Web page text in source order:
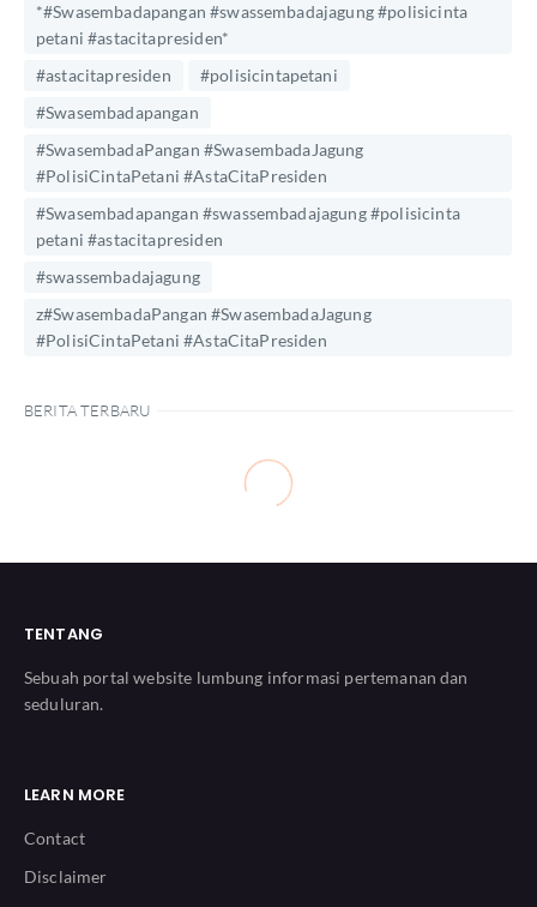
*#Swasembadapangan #swassembadajagung #polisicinta
petani #astacitapresiden*
#astacitapresiden
#polisicintapetani
#Swasembadapangan
#SwasembadaPangan #SwasembadaJagung
#PolisiCintaPetani #AstaCitaPresiden
#Swasembadapangan #swassembadajagung #polisicinta
petani #astacitapresiden
#swassembadajagung
z#SwasembadaPangan #SwasembadaJagung
#PolisiCintaPetani #AstaCitaPresiden
BERITA TERBARU
TENTANG
Sebuah portal website lumbung informasi pertemanan dan
seduluran.
LEARN MORE
Contact
Disclaimer